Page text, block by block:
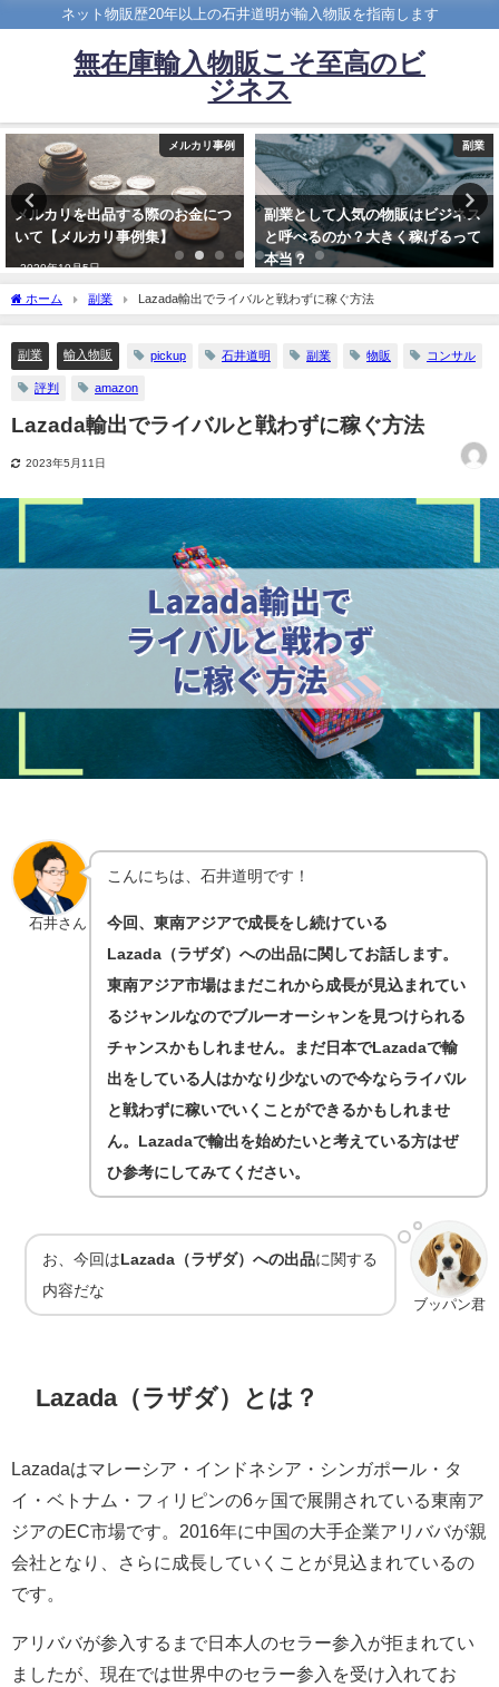
ネット物販歴20年以上の石井道明が輸入物販を指南します
無在庫輸入物販こそ至高のビ
ジネス
メルカリ事例
メルカリを出品する際のお金につ
いて【メルカリ事例集】
2020年10月5日
副業
副業として人気の物販はビジネス
と呼べるのか？大きく稼げるって
本当？
ホーム 副業 Lazada輸出でライバルと戦わずに稼ぐ方法
副業 輸入物販 pickup 石井道明 副業 物販 コンサル
評判 amazon
Lazada輸出でライバルと戦わずに稼ぐ方法
2023年5月11日
石井さん
こんにちは、石井道明です！
今回、東南アジアで成長をし続けている
Lazada（ラザダ）への出品に関してお話します。
東南アジア市場はまだこれから成長が見込まれてい
るジャンルなのでブルーオーシャンを見つけられる
チャンスかもしれません。まだ日本でLazadaで輸
出をしている人はかなり少ないので今ならライバル
と戦わずに稼いでいくことができるかもしれませ
ん。Lazadaで輸出を始めたいと考えている方はぜ
ひ参考にしてみてください。
ブッパン君
お、今回はLazada（ラザダ）への出品に関する
内容だな
Lazada（ラザダ）とは？
Lazadaはマレーシア・インドネシア・シンガポール・タ
イ・ベトナム・フィリピンの6ヶ国で展開されている東南ア
ジアのEC市場です。2016年に中国の大手企業アリババが親
会社となり、さらに成長していくことが見込まれているの
です。
アリババが参入するまで日本人のセラー参入が拒まれてい
ましたが、現在では世界中のセラー参入を受け入れてお